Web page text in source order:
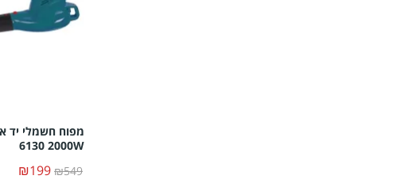
6130 2000W
₪549
₪199